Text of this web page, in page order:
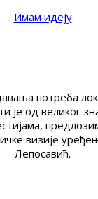
Имам идеју
потреба
је од великог
визије
Лепосавић.